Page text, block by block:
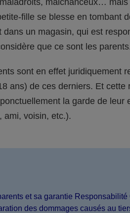
malchanceux…
fille se blesse en tombant
un magasin, qui est
que ce sont les
sont en effet juridiquement
ans) de ces derniers. Et cette
la garde de leur
ami, voisin, etc.).
et sa garantie Responsabilité
des dommages causés au